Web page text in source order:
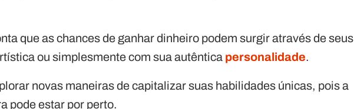
que as chances de ganhar dinheiro podem surgir através de seus
ou simplesmente com sua autêntica personalidade.
novas maneiras de capitalizar suas habilidades únicas, pois a
pode estar por perto.